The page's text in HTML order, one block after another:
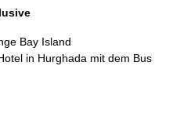
Bay Island
in Hurghada mit dem Bus